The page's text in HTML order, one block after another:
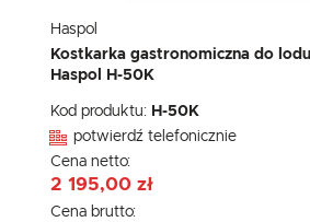
Haspol
Kostkarka gastronomiczna do
Haspol H-50K
Kod produktu: H-50K
potwierdź telefonicznie
Cena netto:
2 195,00 zł
Cena brutto: